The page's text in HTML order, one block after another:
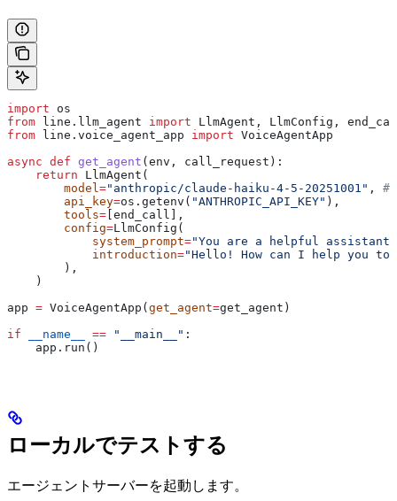
import os
from line.llm_agent import LlmAgent, LlmConfig,
from line.voice_agent_app import VoiceAgentApp
async def get_agent ( env , call_request ):
    return
LlmAgent(
        model
="anthropic/claude-haiku-4-5-20251001" , #
        api_key
=os.getenv( "ANTHROPIC_API_KEY" ),
        tools
= [end_call],
        config
=LlmConfig(
            system_prompt
="You are a helpful
            introduction
="Hello! How can I help you
        ),
    )
app = VoiceAgentApp( get_agent=get_agent)
if __name__ == "__main__" :
    app.run()
ローカルでテストする
エージェントサーバーを起動します。